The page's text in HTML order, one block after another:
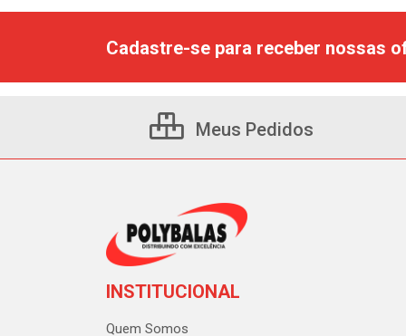
Cadastre-se para receber nossas
Meus Pedidos
INSTITUCIONAL
Quem Somos